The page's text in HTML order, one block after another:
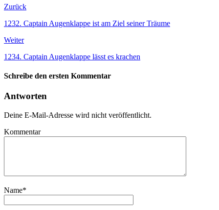
Zurück
1232. Captain Augenklappe ist am Ziel seiner Träume
Weiter
1234. Captain Augenklappe lässt es krachen
Schreibe den ersten Kommentar
Antworten
Deine E-Mail-Adresse wird nicht veröffentlicht.
Kommentar
Name*